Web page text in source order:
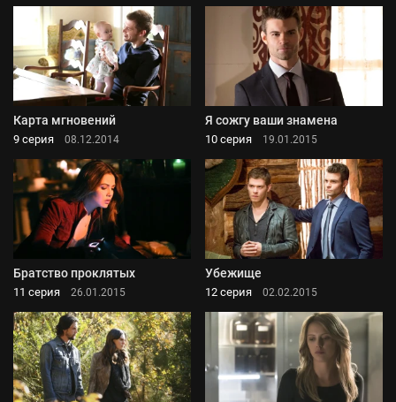
Карта мгновений
9 серия 08.12.2014
Я сожгу ваши знамена
10 серия 19.01.2015
Братство проклятых
11 серия 26.01.2015
Убежище
12 серия 02.02.2015